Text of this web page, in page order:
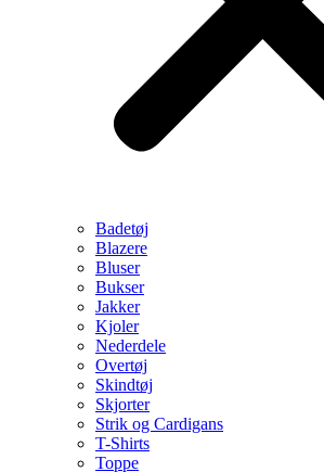
Badetøj
Blazere
Bluser
Bukser
Jakker
Kjoler
Nederdele
Overtøj
Skindtøj
Skjorter
Strik og Cardigans
T-Shirts
Toppe